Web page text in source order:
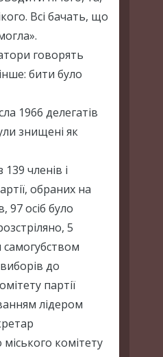
Всі бачать, що
говорять
бити було
1966 делегатів
знищені як
членів і
обраних на
97 осіб було
5
до
партії
лідером
комітету